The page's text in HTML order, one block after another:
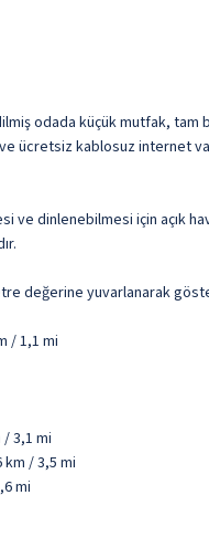
odada küçük mutfak,
ücretsiz kablosuz internet
ve dinlenebilmesi için açık
değerine yuvarlanarak
/ 1,1 mi
3,1 mi
/ 3,5 mi
mi